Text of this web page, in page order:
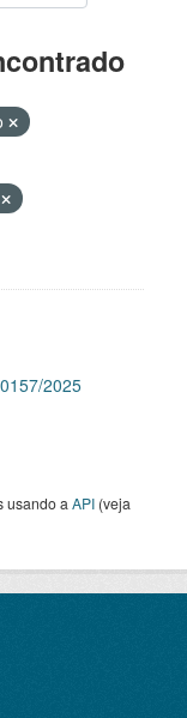
2025
usando a API (veja